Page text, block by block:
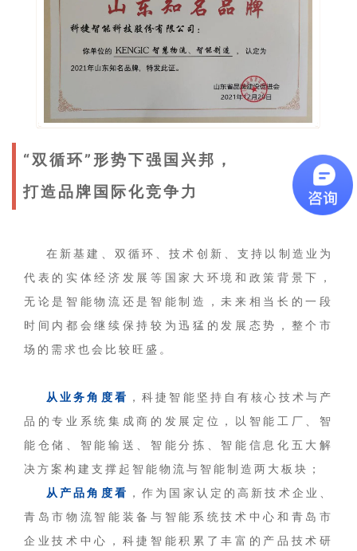
“双循环”形势下强国兴邦，
打造品牌国际化竞争力
在新基建、双循环、技术创新、支持以制造业为
代表的实体经济发展等国家大环境和政策背景下，
无论是智能物流还是智能制造，未来相当长的一段
时间内都会继续保持较为迅猛的发展态势，整个市
场的需求也会比较旺盛。
从业务角度看 ，科捷智能坚持自有核心技术与产
品的专业系统集成商的发展定位，以智能工厂、智
能仓储、智能输送、智能分拣、智能信息化五大解
决方案构建支撑起智能物流与智能制造两大板块；
从产品角度看 ，作为国家认定的高新技术企业、
青岛市物流智能装备与智能系统技术中心和青岛市
企业技术中心，科捷智能积累了丰富的产品技术研